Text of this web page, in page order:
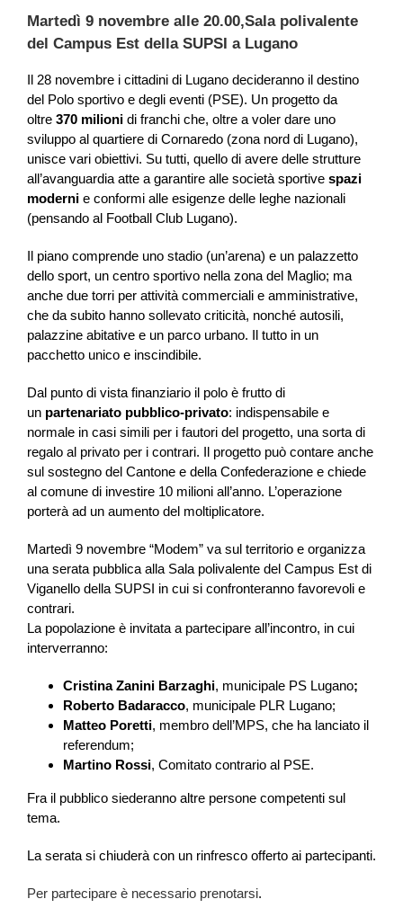
Martedì 9 novembre alle 20.00,Sala polivalente
del Campus Est della SUPSI a Lugano
Il 28 novembre i cittadini di Lugano decideranno il destino
del Polo sportivo e degli eventi (PSE). Un progetto da
oltre 370 milioni di franchi che, oltre a voler dare uno
sviluppo al quartiere di Cornaredo (zona nord di Lugano),
unisce vari obiettivi. Su tutti, quello di avere delle strutture
all’avanguardia atte a garantire alle società sportive spazi
moderni e conformi alle esigenze delle leghe nazionali
(pensando al Football Club Lugano).
Il piano comprende uno stadio (un’arena) e un palazzetto
dello sport, un centro sportivo nella zona del Maglio; ma
anche due torri per attività commerciali e amministrative,
che da subito hanno sollevato criticità, nonché autosili,
palazzine abitative e un parco urbano. Il tutto in un
pacchetto unico e inscindibile.
Dal punto di vista finanziario il polo è frutto di
un partenariato pubblico-privato: indispensabile e
normale in casi simili per i fautori del progetto, una sorta di
regalo al privato per i contrari. Il progetto può contare anche
sul sostegno del Cantone e della Confederazione e chiede
al comune di investire 10 milioni all’anno. L’operazione
porterà ad un aumento del moltiplicatore.
Martedì 9 novembre “Modem” va sul territorio e organizza
una serata pubblica alla Sala polivalente del Campus Est di
Viganello della SUPSI in cui si confronteranno favorevoli e
contrari.
La popolazione è invitata a partecipare all’incontro, in cui
interverranno:
Cristina Zanini Barzaghi, municipale PS Lugano;
Roberto Badaracco, municipale PLR Lugano;
Matteo Poretti, membro dell’MPS, che ha lanciato il
referendum;
Martino Rossi, Comitato contrario al PSE.
Fra il pubblico siederanno altre persone competenti sul
tema.
La serata si chiuderà con un rinfresco offerto ai partecipanti.
Per partecipare è necessario prenotarsi.